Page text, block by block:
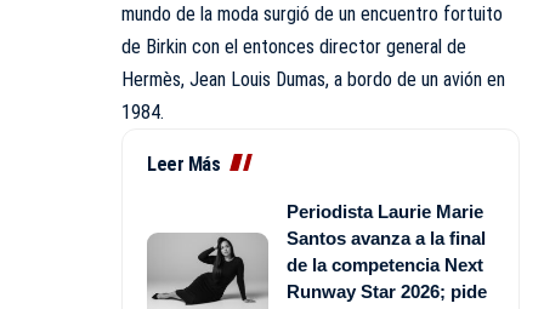
mundo de la moda surgió de un encuentro fortuito
de Birkin con el entonces director general de
Hermès, Jean Louis Dumas, a bordo de un avión en
1984.
Leer Más
Periodista Laurie Marie
Santos avanza a la final
de la competencia Next
Runway Star 2026; pide